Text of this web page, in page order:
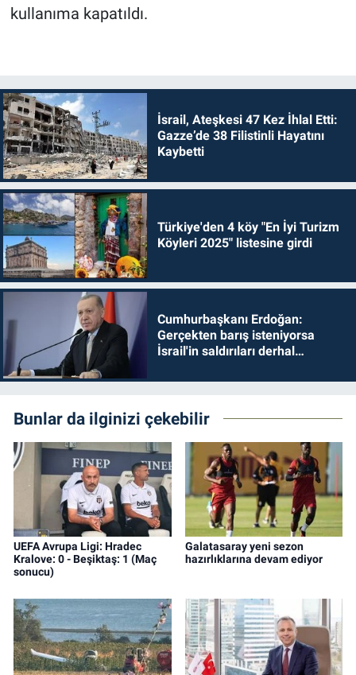
kullanıma kapatıldı.
İsrail, Ateşkesi 47 Kez İhlal Etti:
Gazze’de 38 Filistinli Hayatını
Kaybetti
Türkiye'den 4 köy "En İyi Turizm
Köyleri 2025" listesine girdi
Cumhurbaşkanı Erdoğan:
Gerçekten barış isteniyorsa
İsrail'in saldırıları derhal
Bunlar da ilginizi çekebilir
UEFA Avrupa Ligi: Hradec
Kralove: 0 - Beşiktaş: 1 (Maç
sonucu)
Galatasaray yeni sezon
hazırlıklarına devam ediyor